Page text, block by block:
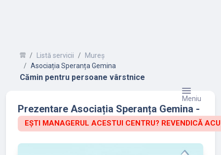
Listă servicii
Mureș
Asociația Speranța Gemina
Cămin pentru persoane vârstnice
Meniu
Prezentare Asociația Speranța Gemina -
EȘTI MANAGERUL ACESTUI CENTRU? REVENDICĂ